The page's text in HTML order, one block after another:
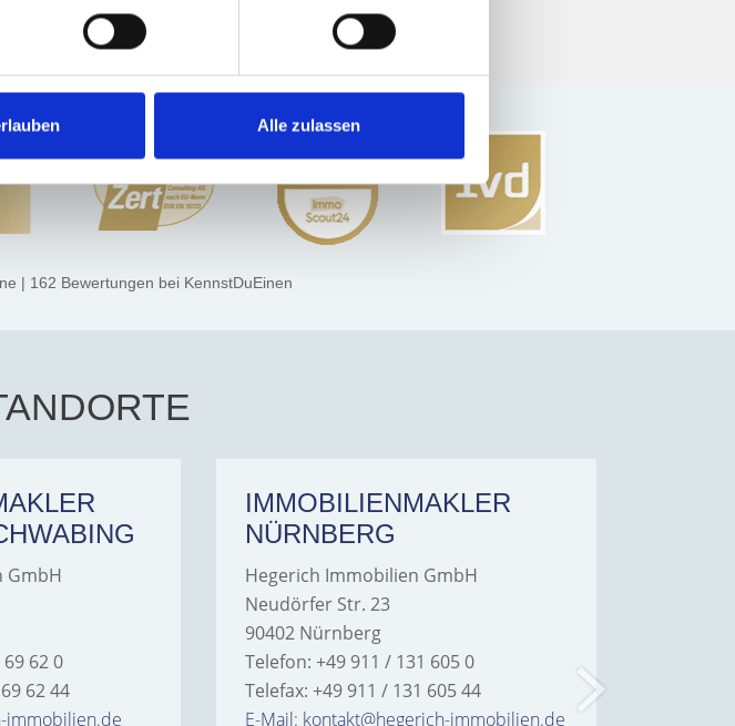
Alle zulassen
| 162 Bewertungen bei KennstDuEinen
GmbH
62 0
62 44
immobilien.de
IMMOBILIENMAKLER
NÜRNBERG
Hegerich Immobilien GmbH
Neudörfer Str. 23
90402 Nürnberg
Telefon: +49 911 / 131 605 0
Telefax: +49 911 / 131 605 44
E-Mail: kontakt@hegerich-immobilien.de